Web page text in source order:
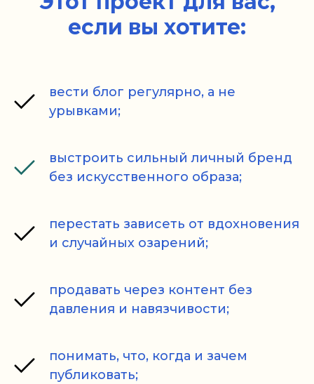
если вы хотите:
вести блог регулярно, а не
урывками;
выстроить сильный личный бренд
без искусственного образа;
перестать зависеть от вдохновения
и случайных озарений;
продавать через контент без
давления и навязчивости;
понимать, что, когда и зачем
публиковать;